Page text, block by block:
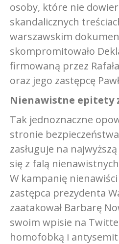
osoby, które nie
skandalicznych
warszawskim
skompromitowało
firmowaną przez
oraz jego zastępcę
Nienawistne epitety
Tak jednoznaczne
stronie
zasługuje na
się z falą
W kampanię nienawiści
zastępca prezydenta
zaatakował Barbarę
swoim wpisie na
homofobką i